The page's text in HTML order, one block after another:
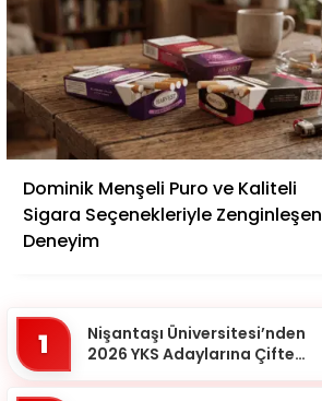
Dominik Menşeli Puro ve Kaliteli
Sigara Seçenekleriyle Zenginleşen
Deneyim
1
Nişantaşı Üniversitesi’nden
2026 YKS Adaylarına Çifte
Adana
Adıyaman
Afyonkarahisar
Aksaray
Amasya
Ankara